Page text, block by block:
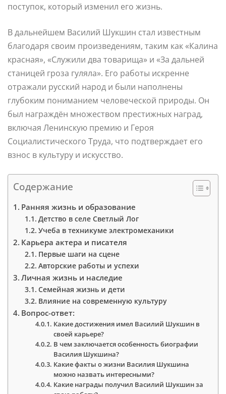
поступок, который изменил его жизнь.
В дальнейшем Василий Шукшин стал известным
благодаря своим произведениям, таким как «Калина
красная», «Служили два товарища» и «За дальней
станицей гроза гуляла». Его работы искренне
отражали русский народ и были наполнены
глубоким пониманием человеческой природы. Он
был награждён множеством престижных наград,
включая Ленинскую премию и Героя
Социалистического Труда, что подтверждает его
взнос в культуру и искусство.
Содержание
Ранняя жизнь и образование
Детство в селе Светлый Лог
Учеба в техникуме электромеханики
Карьера актера и писателя
Первые шаги на сцене
Авторские работы и успехи
Личная жизнь и наследие
Семейная жизнь и дети
Влияние на современную культуру
Вопрос-ответ:
Какие достижения имел Василий Шукшин в
своей карьере?
В чем заключается особенность биографии
Василия Шукшина?
Какие факты о жизни Василия Шукшина
можно назвать интересными?
Какие награды получил Василий Шукшин за